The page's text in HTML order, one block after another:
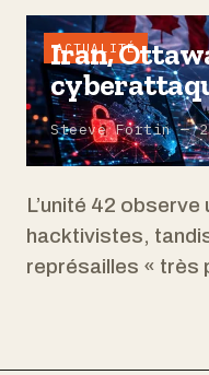
ACTUALITÉ
Iran,
Steeve Fortin —
L’unité 42
hacktivistes,
représailles « très